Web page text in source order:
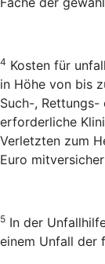
4 Kosten für
in Höhe von bis
Such-,
erforderliche
Verletzten zum
Euro
5 In der
einem Unfall der